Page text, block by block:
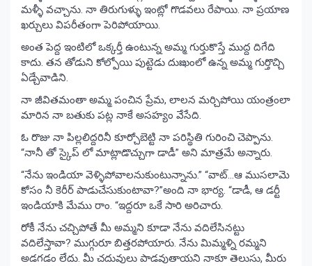
మళ్ళీ వచ్చాను. నా తిరుగుళ్ళు ఇంట్లో గొడవలు రేపాయి. నా ప్రయాణ
ఖర్చులు విపరీతంగా పెరిపోయాయి.
అంత పెద్ద ఇంటిలో ఒక్కర్తీ ఉంటున్న అమ్మ గుర్తుకొస్తే ముద్ద దిగేది
కాదు. తన తోడుని కోల్పోయి పుట్టెడు దుఃఖంలో ఉన్న అమ్మ గుర్తొచ్చి
ఏడ్చేవాడిని.
నా జీవితమంతా అమ్మ పంచిన ప్రేమ, లాలన మర్చిపోయి యంత్రంలా
మారిన నా బతుకు పట్ల నాకే అసహ్యం వేసేది.
ఓ రొజు నా పిల్లలిద్దరినీ కూర్చోబెట్టి నా పరిస్థితి గురించి చెప్పాను.
“నానీ తో స్కైప్ లో మాట్లాడొచ్చుగా డాడీ” అని మాత్రమే అన్నారు.
“నేను ఇండియా వెళ్ళిపోవాలనుకుంటున్నాను.” “వాట్…ఆ ముసలామె
కోసం నీ కెరీర్ పాడుచేసుకుంటావా?”అంది నా భార్య. “డాడీ, ఆ డర్టీ
ఇండియాకి మేము రాం. “ఇద్దరూ ఒకే సారి అరిచారు.
రోకీ నేను చచ్చిపోతే మీ అమ్మని కూడా నేను వదిలేసినట్టు
వదిలేస్తావా? ముగ్గురూ బిత్తరపోయారు. నేను మిమ్మళ్ని రమ్మని
అడగడం లేదు. మీ చదువులు పాడవుతాయని నాకూ తెలుసు, మీరు